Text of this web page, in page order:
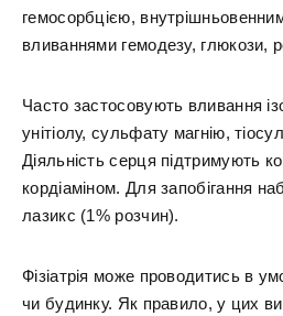
гемосорбцією,
вливаннями гемодезу, глюкози,
Часто застосовують вливання
унітіолу, сульфату магнію,
Діяльність серця підтримують
кордіаміном. Для запобігання
лазикс (1% розчин).
Фізіатрія може проводитись в
чи будинку. Як правило, у цих